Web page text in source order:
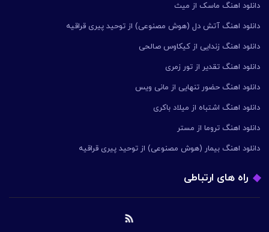
دانلود اهنگ ماسک از میث
دانلود اهنگ آتش دل (هوش مصنوعی) از توحید پیری قراقیه
دانلود اهنگ زندایی از کیکاوس صالحی
دانلود اهنگ تقدیر از تور زمری
دانلود اهنگ حضور تنهایی از مانی ویس
دانلود اهنگ اشتباه از میلاد باکری
دانلود اهنگ تروما از مستر
دانلود اهنگ بیمار (هوش مصنوعی) از توحید پیری قراقیه
راه های ارتباطی